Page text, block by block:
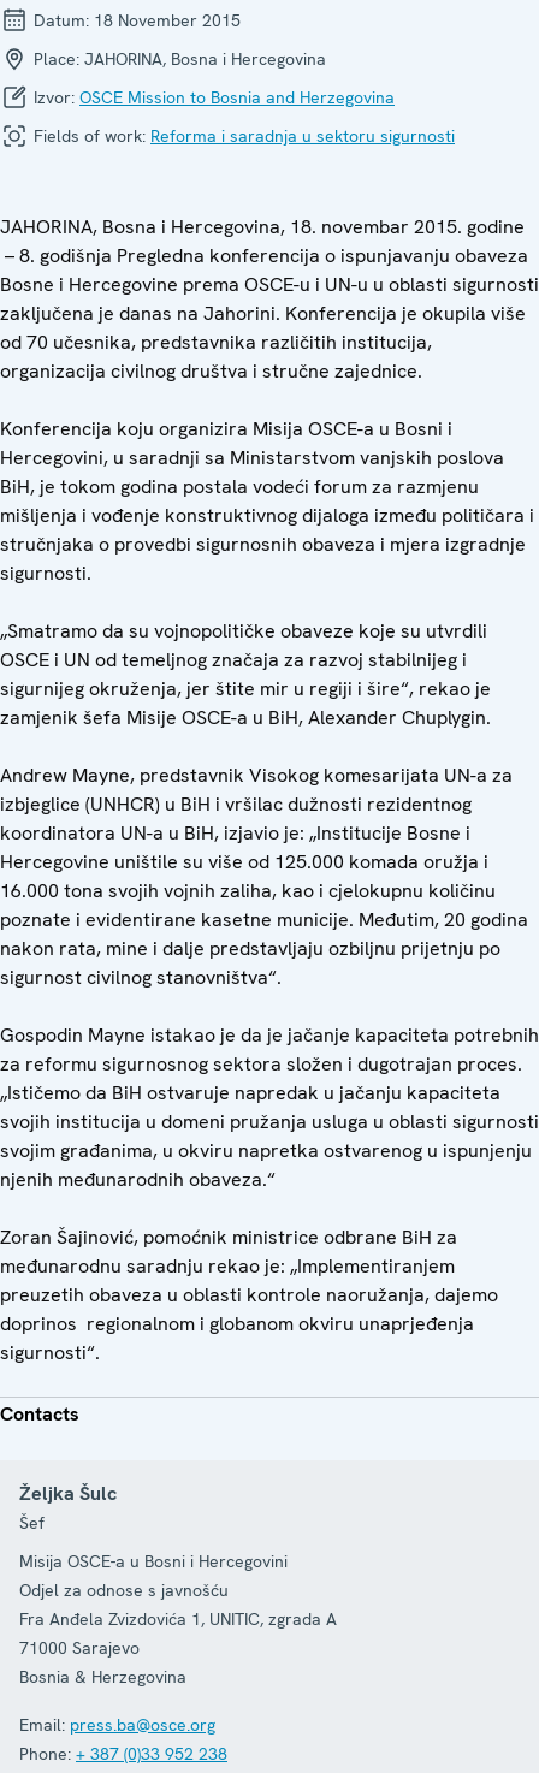
Datum: 18 November 2015
Place: JAHORINA, Bosna i Hercegovina
Izvor: OSCE Mission to Bosnia and Herzegovina
Fields of work: Reforma i saradnja u sektoru sigurnosti
JAHORINA, Bosna i Hercegovina, 18. novembar 2015. godine
– 8. godišnja Pregledna konferencija o ispunjavanju obaveza
Bosne i Hercegovine prema OSCE-u i UN-u u oblasti sigurnosti
zaključena je danas na Jahorini. Konferencija je okupila više
od 70 učesnika, predstavnika različitih institucija,
organizacija civilnog društva i stručne zajednice.
Konferencija koju organizira Misija OSCE-a u Bosni i
Hercegovini, u saradnji sa Ministarstvom vanjskih poslova
BiH, je tokom godina postala vodeći forum za razmjenu
mišljenja i vođenje konstruktivnog dijaloga između političara i
stručnjaka o provedbi sigurnosnih obaveza i mjera izgradnje
sigurnosti.
„Smatramo da su vojnopolitičke obaveze koje su utvrdili
OSCE i UN od temeljnog značaja za razvoj stabilnijeg i
sigurnijeg okruženja, jer štite mir u regiji i šire“, rekao je
zamjenik šefa Misije OSCE-a u BiH, Alexander Chuplygin.
Andrew Mayne, predstavnik Visokog komesarijata UN-a za
izbjeglice (UNHCR) u BiH i vršilac dužnosti rezidentnog
koordinatora UN-a u BiH, izjavio je: „Institucije Bosne i
Hercegovine uništile su više od 125.000 komada oružja i
16.000 tona svojih vojnih zaliha, kao i cjelokupnu količinu
poznate i evidentirane kasetne municije. Međutim, 20 godina
nakon rata, mine i dalje predstavljaju ozbiljnu prijetnju po
sigurnost civilnog stanovništva“.
Gospodin Mayne istakao je da je jačanje kapaciteta potrebnih
za reformu sigurnosnog sektora složen i dugotrajan proces.
„Ističemo da BiH ostvaruje napredak u jačanju kapaciteta
svojih institucija u domeni pružanja usluga u oblasti sigurnosti
svojim građanima, u okviru napretka ostvarenog u ispunjenju
njenih međunarodnih obaveza.“
Zoran Šajinović, pomoćnik ministrice odbrane BiH za
međunarodnu saradnju rekao je: „Implementiranjem
preuzetih obaveza u oblasti kontrole naoružanja, dajemo
doprinos regionalnom i globanom okviru unaprjeđenja
sigurnosti“.
Contacts
Željka Šulc
Šef
Misija OSCE-a u Bosni i Hercegovini
Odjel za odnose s javnošću
Fra Anđela Zvizdovića 1, UNITIC, zgrada A
71000 Sarajevo
Bosnia & Herzegovina
Email: press.ba@osce.org
Phone: + 387 (0)33 952 238